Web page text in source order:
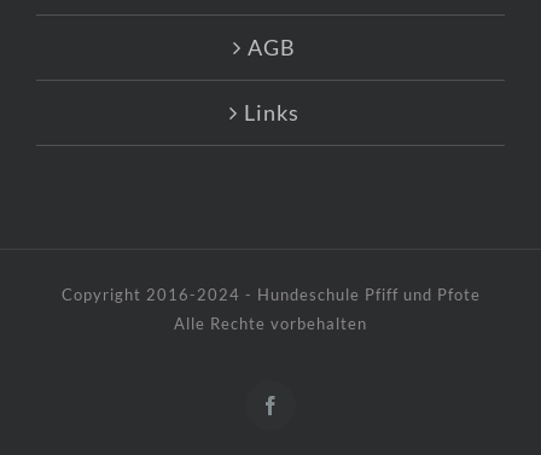
AGB
Links
Copyright 2016-2024 - Hundeschule Pfiff und Pfote
Alle Rechte vorbehalten
Facebook